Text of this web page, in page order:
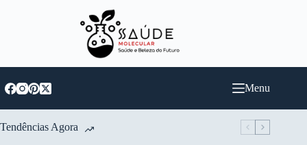
Menu
Tendências Agora